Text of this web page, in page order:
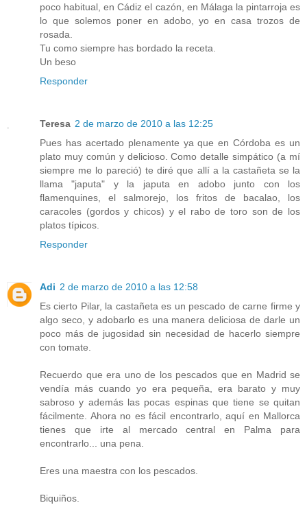
poco habitual, en Cádiz el cazón, en Málaga la pintarroja es
lo que solemos poner en adobo, yo en casa trozos de
rosada.
Tu como siempre has bordado la receta.
Un beso
Responder
Teresa 2 de marzo de 2010 a las 12:25
Pues has acertado plenamente ya que en Córdoba es un
plato muy común y delicioso. Como detalle simpático (a mí
siempre me lo pareció) te diré que allí a la castañeta se la
llama "japuta" y la japuta en adobo junto con los
flamenquines, el salmorejo, los fritos de bacalao, los
caracoles (gordos y chicos) y el rabo de toro son de los
platos típicos.
Responder
Adi 2 de marzo de 2010 a las 12:58
Es cierto Pilar, la castañeta es un pescado de carne firme y
algo seco, y adobarlo es una manera deliciosa de darle un
poco más de jugosidad sin necesidad de hacerlo siempre
con tomate.
Recuerdo que era uno de los pescados que en Madrid se
vendía más cuando yo era pequeña, era barato y muy
sabroso y además las pocas espinas que tiene se quitan
fácilmente. Ahora no es fácil encontrarlo, aquí en Mallorca
tienes que irte al mercado central en Palma para
encontrarlo... una pena.
Eres una maestra con los pescados.
Biquiños.